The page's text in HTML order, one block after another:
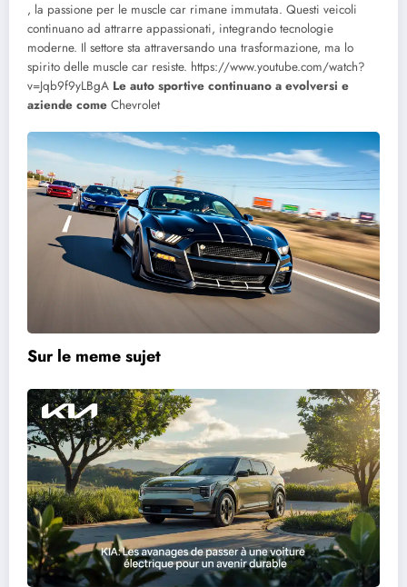
, la passione per le muscle car rimane immutata. Questi veicoli
continuano ad attrarre appassionati, integrando tecnologie
moderne. Il settore sta attraversando una trasformazione, ma lo
spirito delle muscle car resiste. https://www.youtube.com/watch?
v=Jqb9f9yLBgA Le auto sportive continuano a evolversi e
aziende come Chevrolet
Sur le meme sujet